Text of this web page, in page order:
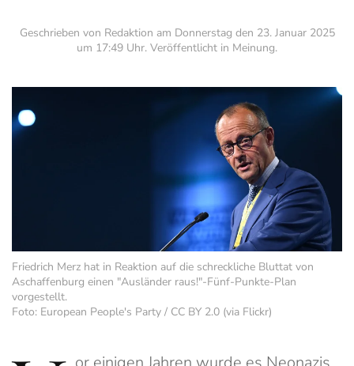
Geschrieben von Redaktion am Donnerstag den 23. Januar 2025
um 17:49 Uhr. Veröffentlicht in Meinung.
Friedrich Merz hat in Reaktion auf die schreckliche Bluttat von
Aschaffenburg einen "Ausländer raus!"-Fünf-Punkte-Plan
vorgestellt.
Foto: European People's Party / CC BY 2.0 (via Flickr)